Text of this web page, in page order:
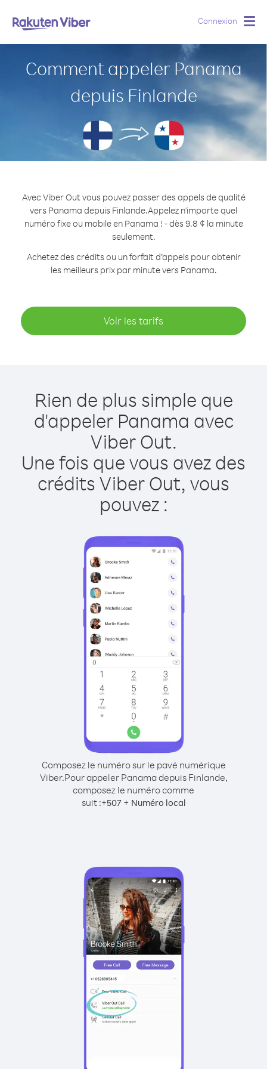
Connexion
Comment appeler Panama
depuis Finlande
Avec Viber Out vous pouvez passer des appels de qualité
vers Panama depuis Finlande.Appelez n'importe quel
numéro fixe ou mobile en Panama ! - dès 9.8 ¢ la minute
seulement.
Achetez des crédits ou un forfait d’appels pour obtenir
les meilleurs prix par minute vers Panama.
Voir les tarifs
Rien de plus simple que
d'appeler Panama avec
Viber Out.
Une fois que vous avez des
crédits Viber Out, vous
pouvez :
Composez le numéro sur le pavé numérique
Viber.Pour appeler Panama depuis Finlande,
composez le numéro comme
suit :+507+ Numéro local